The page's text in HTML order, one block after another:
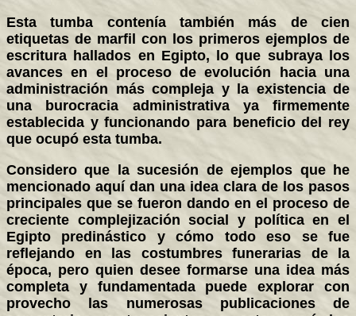
Esta tumba contenía también más de cien
etiquetas de marfil con los primeros ejemplos de
escritura hallados en Egipto, lo que subraya los
avances en el proceso de evolución hacia una
administración más compleja y la existencia de
una burocracia administrativa ya firmemente
establecida y funcionando para beneficio del rey
que ocupó esta tumba.
Considero que la sucesión de ejemplos que he
mencionado aquí dan una idea clara de los pasos
principales que se fueron dando en el proceso de
creciente complejización social y política en el
Egipto predinástico y cómo todo eso se fue
reflejando en las costumbres funerarias de la
época, pero quien desee formarse una idea más
completa y fundamentada puede explorar con
provecho las numerosas publicaciones de